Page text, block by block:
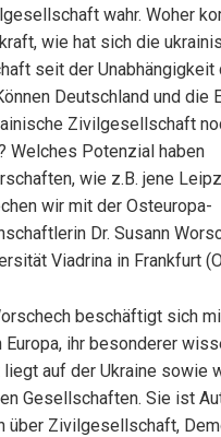
wahr. Woher
wie hat sich die
seit der Unabhängigkeit
Deutschland und die
Zivilgesellschaft
Welches Potenzial haben
wie z.B. jene
wir mit der Osteuropa-
Dr. Susann
Viadrina in Frankfurt
beschäftigt sich
ihr besonderer
liegt auf der Ukraine sowie
Gesellschaften. Sie ist
über Zivilgesellschaft,